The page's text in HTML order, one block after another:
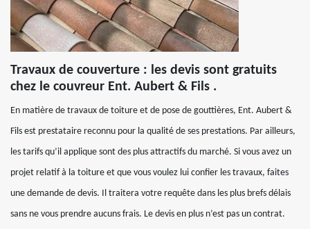
Travaux de couverture : les devis sont gratuits
chez le couvreur Ent. Aubert & Fils .
En matière de travaux de toiture et de pose de gouttières, Ent. Aubert &
Fils est prestataire reconnu pour la qualité de ses prestations. Par ailleurs,
les tarifs qu’il applique sont des plus attractifs du marché. Si vous avez un
projet relatif à la toiture et que vous voulez lui confier les travaux, faites
une demande de devis. Il traitera votre requête dans les plus brefs délais
sans ne vous prendre aucuns frais. Le devis en plus n’est pas un contrat.